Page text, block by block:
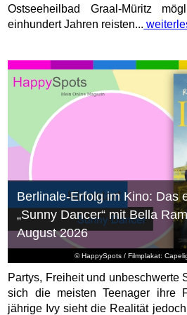
Ostseeheilbad Graal-Müritz
einhundert Jahren reisten...
© HappySpots / Filmplakat:
Berlinale-Erfolg im Kino: Das
„Sunny Dancer“ mit Bella
August 2026
Partys, Freiheit und unbeschwerte
sich die meisten Teenager ihre
jährige Ivy sieht die Realität